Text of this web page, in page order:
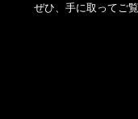
ぜひ、手に取ってご覧